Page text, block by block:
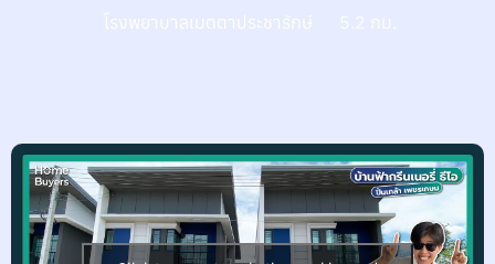
โรงพยาบาลเมตตาประชารักษ์ 5.2 กม.